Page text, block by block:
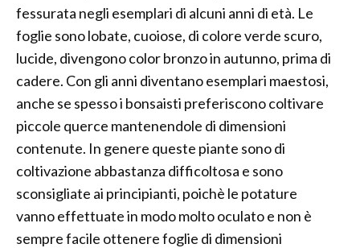
fessurata negli esemplari di alcuni anni di età. Le
foglie sono lobate, cuoiose, di colore verde scuro,
lucide, divengono color bronzo in autunno, prima di
cadere. Con gli anni diventano esemplari maestosi,
anche se spesso i bonsaisti preferiscono coltivare
piccole querce mantenendole di dimensioni
contenute. In genere queste piante sono di
coltivazione abbastanza difficoltosa e sono
sconsigliate ai principianti, poichè le potature
vanno effettuate in modo molto oculato e non è
sempre facile ottenere foglie di dimensioni